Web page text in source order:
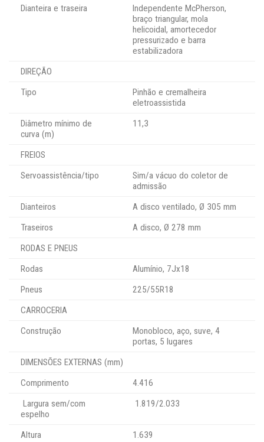
Dianteira e traseira
Independente McPherson,
braço triangular, mola
helicoidal, amortecedor
pressurizado e barra
estabilizadora
DIREÇÃO
Tipo
Pinhão e cremalheira
eletroassistida
Diâmetro mínimo de
curva (m)
11,3
FREIOS
Servoassistência/tipo
Sim/a vácuo do coletor de
admissão
Dianteiros
A disco ventilado, Ø 305 mm
Traseiros
A disco, Ø 278 mm
RODAS E PNEUS
Rodas
Alumínio, 7Jx18
Pneus
225/55R18
CARROCERIA
Construção
Monobloco, aço, suve, 4
portas, 5 lugares
DIMENSÕES EXTERNAS (mm)
Comprimento
4.416
Largura sem/com
espelho
1.819/2.033
Altura 1.639